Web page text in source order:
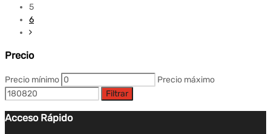
5
6
Precio
Precio mínimo
Precio máximo
Filtrar
Acceso Rápido